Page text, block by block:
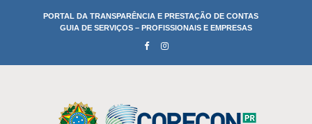
PORTAL DA TRANSPARÊNCIA E PRESTAÇÃO DE CONTAS
GUIA DE SERVIÇOS – PROFISSIONAIS E EMPRESAS